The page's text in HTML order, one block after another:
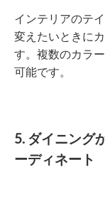
インテリアのテ
変えたいときに
す。複数のカラ
可能です。
5. ダイニング
ーディネート